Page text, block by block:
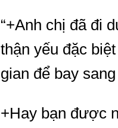
“+Anh chị đã đi
thận yếu đặc
gian để bay
+Hay bạn được